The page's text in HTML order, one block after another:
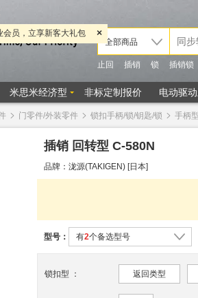
门零件/外装零件 锁扣手柄/锁/钥匙/锁 手柄型
插销 回转型 C-580N
品牌：泷源(TAKIGEN) [日本]
型号： 有2个备选型号
锁扣型 ： 返回类型